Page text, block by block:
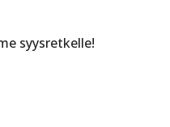
syysretkelle!